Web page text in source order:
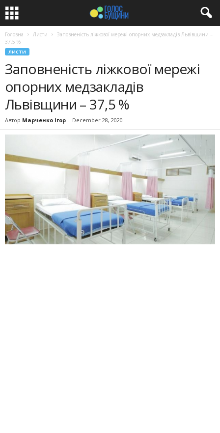
Головна Листи
Заповненість ліжкової мережі опорних медзакладів Львівщини –
37,5 %
ЛИСТИ
Заповненість ліжкової мережі
опорних медзакладів
Львівщини – 37,5 %
Автор Марченко Ігор - December 28, 2020